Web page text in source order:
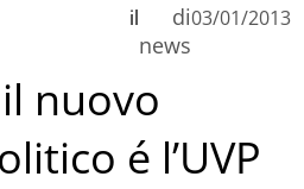
di
news
il 03/01/2013
il nuovo
é l’UVP